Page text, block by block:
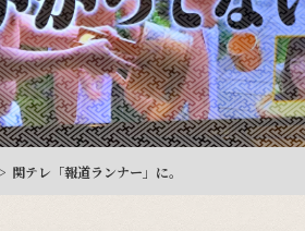
関テレ「報道ランナー」に。